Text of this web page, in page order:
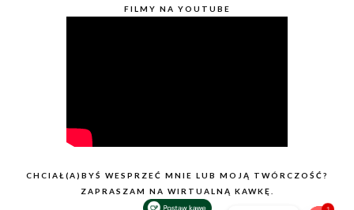
FILMY NA YOUTUBE
CHCIAŁ(A)BYŚ WESPRZEĆ MNIE LUB MOJĄ TWÓRCZOŚĆ?
ZAPRASZAM NA WIRTUALNĄ KAWKĘ.